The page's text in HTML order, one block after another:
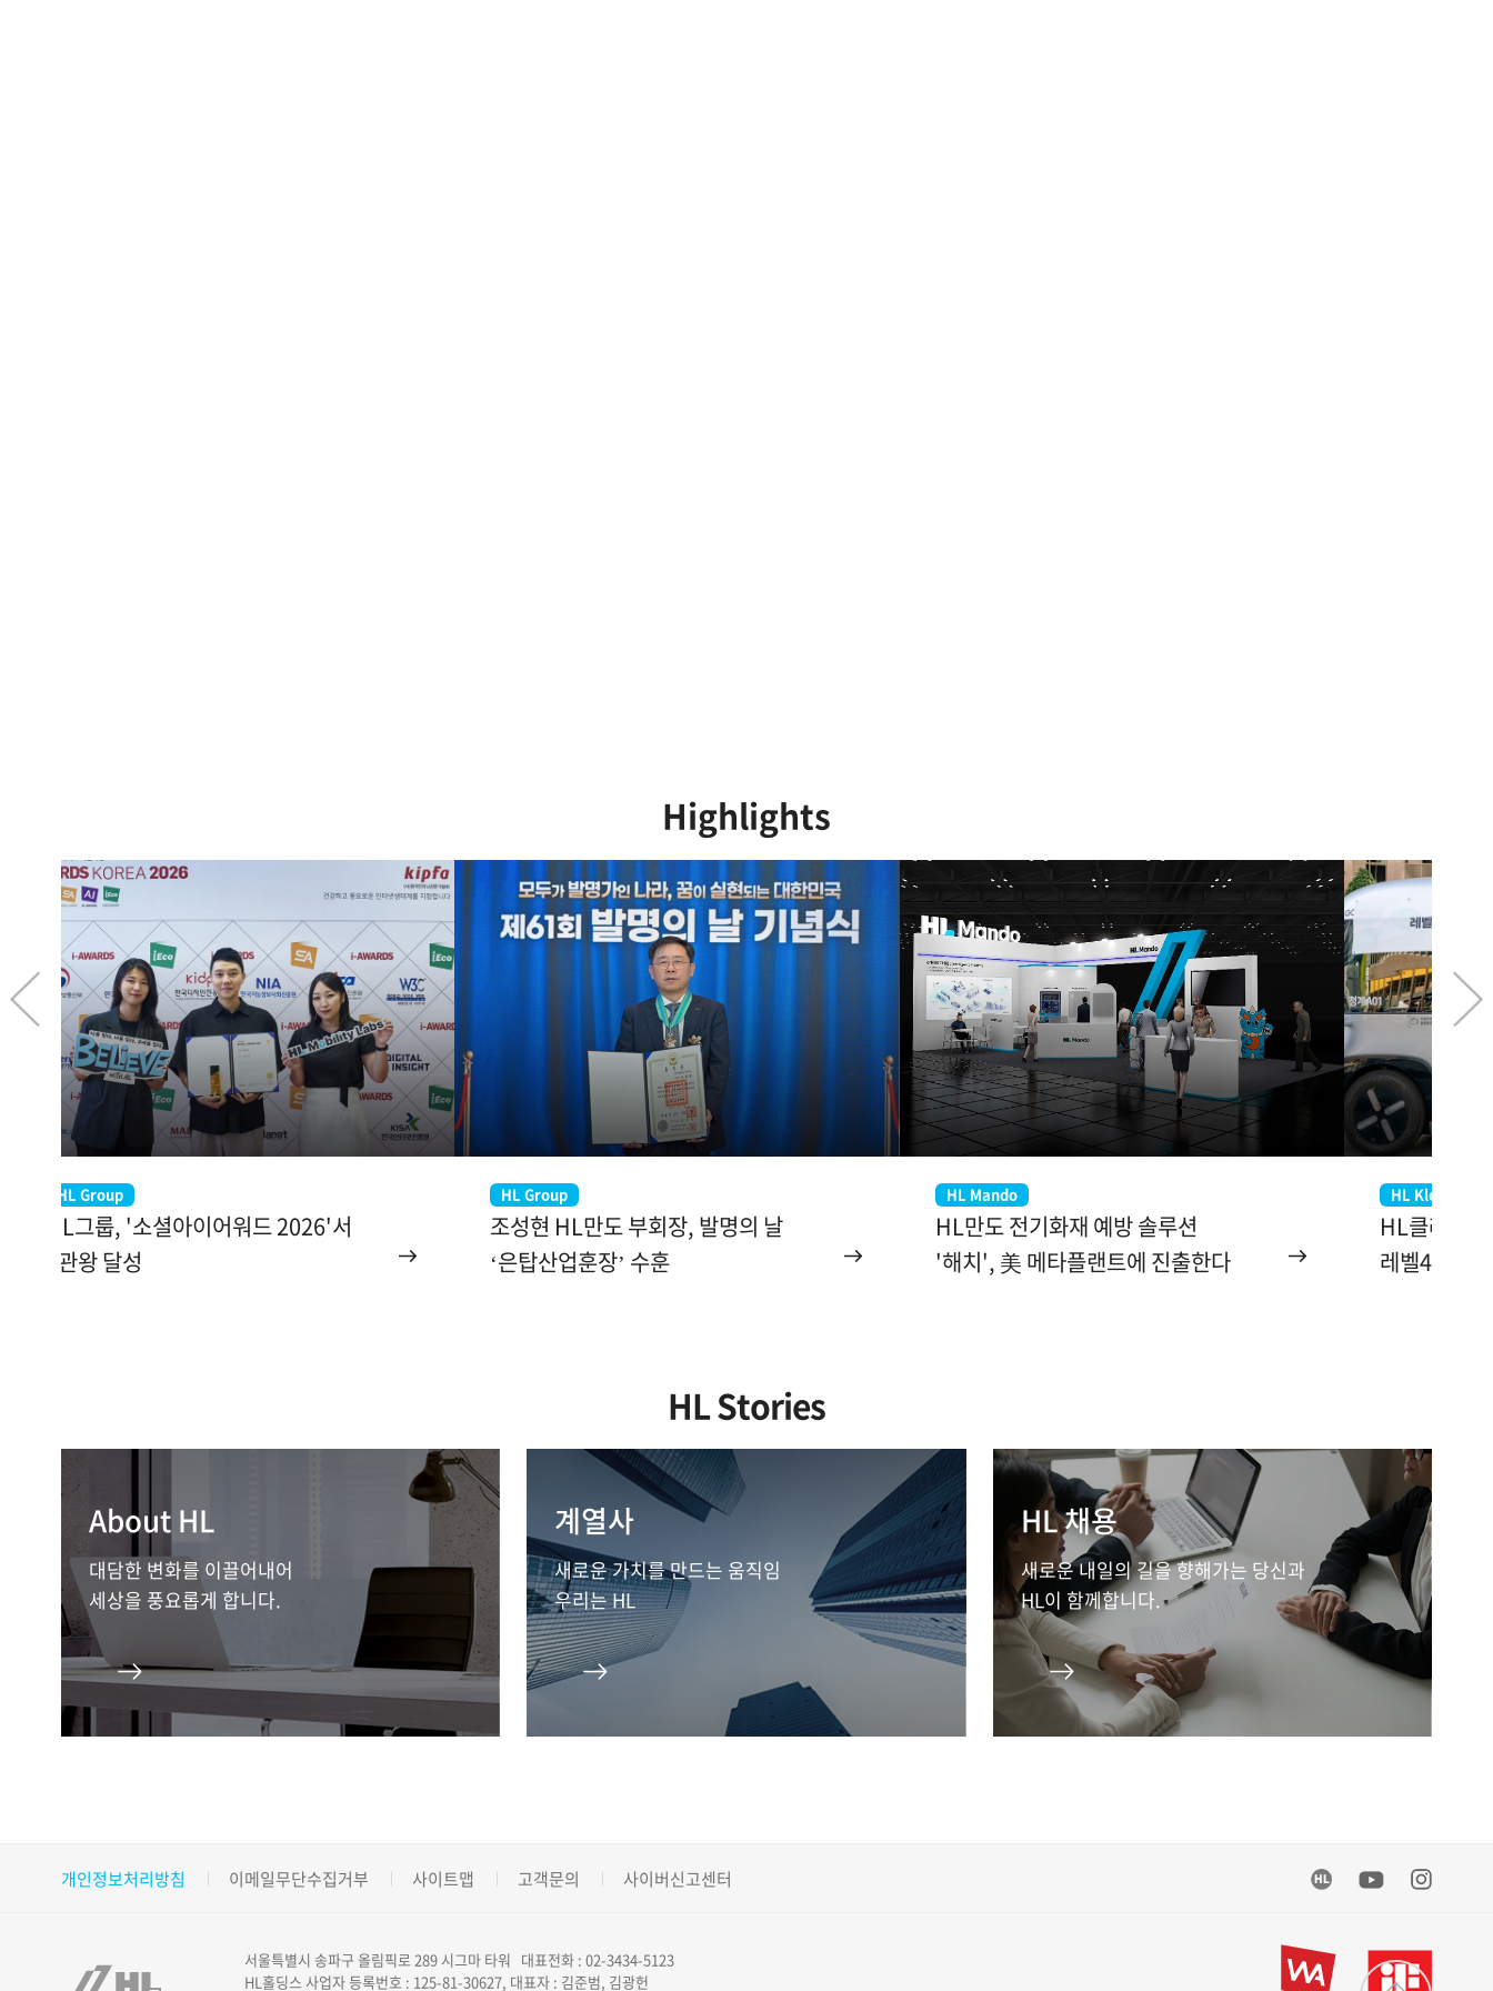
Highlights
HL Group
HL그룹, '소셜아이어워드 2026'서
2관왕 달성
HL Group
조성현 HL만도 부회장, 발명의 날
‘은탑산업훈장’ 수훈
HL Mando
HL만도 전기화재 예방 솔루션
'해치', 美 메타플랜트에 진출한다
HL Klemove
HL클레무
레벨4 자율
HL Stories
About HL
대담한 변화를 이끌어내어
세상을 풍요롭게 합니다.
계열사
새로운 가치를 만드는 움직임
우리는 HL
HL 채용
새로운 내일의 길을 향해가는 당신과
HL이 함께합니다.
개인정보처리방침 이메일무단수집거부 사이트맵 고객문의 사이버신고센터
서울특별시 송파구 올림픽로 289 시그마 타워 대표전화 : 02-3434-5123
HL홀딩스 사업자 등록번호 : 125-81-30627, 대표자 : 김준범, 김광헌
로